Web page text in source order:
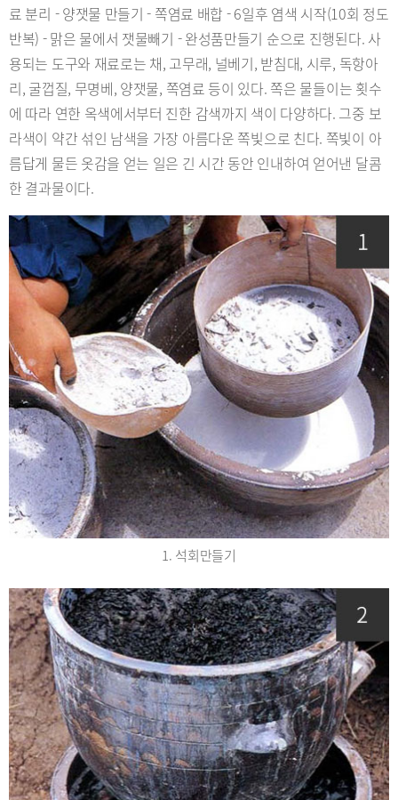
료 분리 - 양잿물 만들기 - 쪽염료 배합 - 6일후 염색 시작(10회 정도
반복) - 맑은 물에서 잿물빼기 - 완성품만들기 순으로 진행된다. 사
용되는 도구와 재료로는 채, 고무래, 널베기, 받침대, 시루, 독항아
리, 굴껍질, 무명베, 양잿물, 쪽염료 등이 있다. 쪽은 물들이는 횟수
에 따라 연한 옥색에서부터 진한 감색까지 색이 다양하다. 그중 보
라색이 약간 섞인 남색을 가장 아름다운 쪽빛으로 친다. 쪽빛이 아
름답게 물든 옷감을 얻는 일은 긴 시간 동안 인내하여 얻어낸 달콤
한 결과물이다.
1. 석회만들기